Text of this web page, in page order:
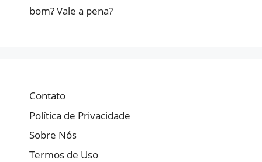
bom? Vale a pena?
Contato
Política de Privacidade
Sobre Nós
Termos de Uso